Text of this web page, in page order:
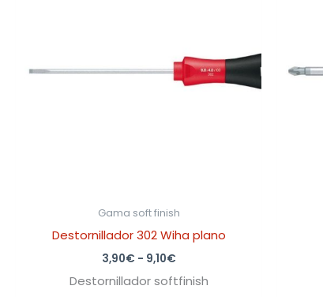
Gama soft finish
Destornillador 302 Wiha plano
3,90€ - 9,10€
Destornillador softfinish